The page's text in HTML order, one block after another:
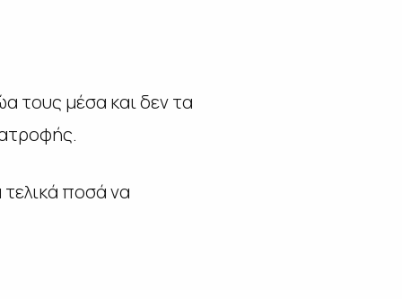
τους μέσα και δεν τα
ποσά να